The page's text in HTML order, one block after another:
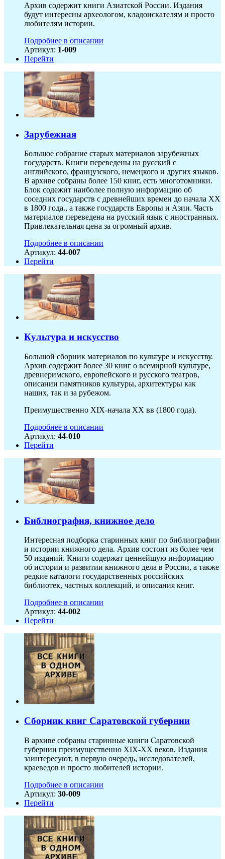
Архив содержит книги Азиатской России. Издания
будут интересны археологом, кладоискателям и просто
любителям истории.
Подробнее в описании
Артикул: 1-009
Перейти
Зарубежная
Большое собрание старых материалов зарубежных
государств. Книги переведены на русский с
английского, французского, немецкого и других языков.
В архиве собраны более 150 книг, есть многотомники.
Блок содежит наиболее полную информацию об
соседних государств с древнейших времен до начала XX
в 1800 года., а также государств Европы и Азии. Часть
материалов переведена на русский язык с иностранных.
Привлекательная цена за огромный архив.
Подробнее в описании
Артикул: 44-007
Перейти
Культура и искусство
Большой сборник материалов по культуре и искусству.
Архив содержит более 30 книг о всемирной культуре,
древнеримского, европейского и русского театров,
описании памятников культуры, архитектуры как
наших, так и за рубежом.
Преимущественно XIX-начала ХХ вв (1800 года).
Подробнее в описании
Артикул: 44-010
Перейти
Библиография, книжное дело
Интересная подборка старинных книг по библиографии
и истории книжного дела. Архив состоит из более чем
50 изданий. Книги содержат ценнейшую информацию
об истории и развитии книжного дела в России, а также
редкие каталоги государственных российских
библиотек, частных коллекций, и описания книг.
Подробнее в описании
Артикул: 44-002
Перейти
Сборник книг Саратовской губернии
В архиве собраны старинные книги Саратовской
губернии преимущественно XIX-ХХ веков. Издания
заинтересуют, в первую очередь, исследователей,
краеведов и просто любителей истории.
Подробнее в описании
Артикул: 30-009
Перейти